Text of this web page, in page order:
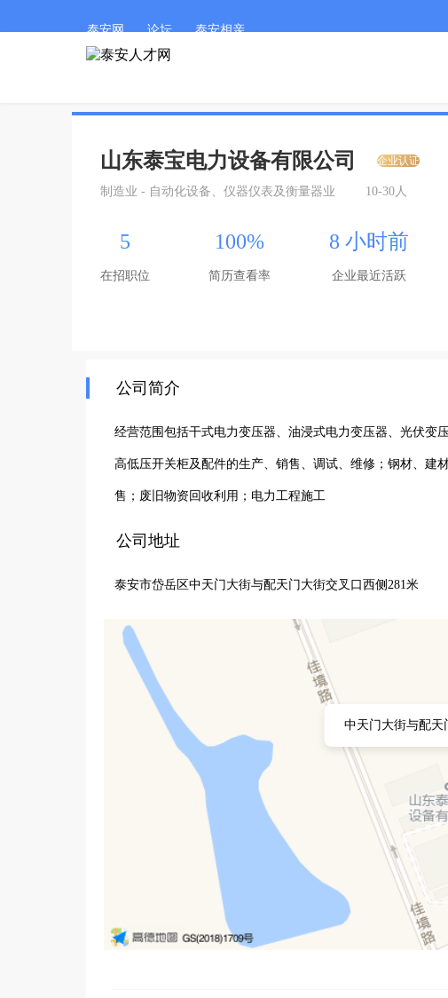
泰安网 论坛 泰安相亲
山东泰宝电力设备有限公司 企业认证
制造业 - 自动化设备、仪器仪表及衡量器业 10-30人
5
在招职位
100%
简历查看率
8 小时前
企业最近活跃
公司简介
经营范围包括干式电力变压器、油浸式电力变压器、光伏变
高低压开关柜及配件的生产、销售、调试、维修；钢材、建
售；废旧物资回收利用；电力工程施工
公司地址
泰安市岱岳区中天门大街与配天门大街交叉口西侧281米
中天门大街与配天